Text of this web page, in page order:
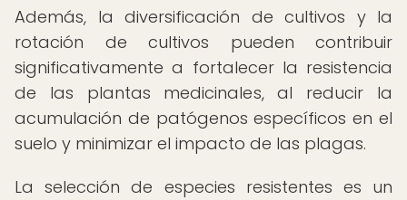
Además, la diversificación de cultivos y la
rotación de cultivos pueden contribuir
significativamente a fortalecer la resistencia
de las plantas medicinales, al reducir la
acumulación de patógenos específicos en el
suelo y minimizar el impacto de las plagas.
La selección de especies resistentes es un